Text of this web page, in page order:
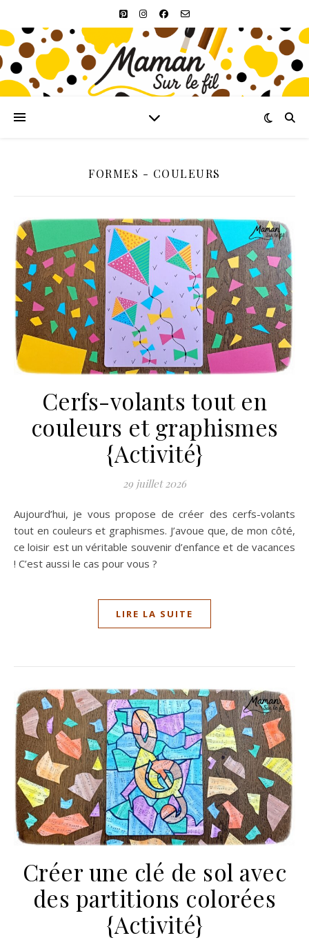
FORMES - COULEURS
Cerfs-volants tout en
couleurs et graphismes
{Activité}
29 juillet 2026
Aujourd’hui, je vous propose de créer des cerfs-volants
tout en couleurs et graphismes. J’avoue que, de mon côté,
ce loisir est un véritable souvenir d’enfance et de vacances
! C’est aussi le cas pour vous ?
LIRE LA SUITE
Créer une clé de sol avec
des partitions colorées
{Activité}